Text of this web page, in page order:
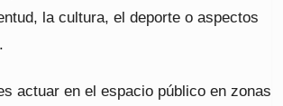
la cultura, el deporte o aspectos
actuar en el espacio público en zonas